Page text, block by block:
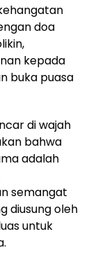
doa
kepada
buka puasa
di wajah
bahwa
adalah
semangat
diusung oleh
untuk